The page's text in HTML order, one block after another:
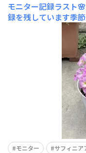
モニター記録ラスト
録を残しています季
い 🌸さくらこ🌸 ❶
しから16日❸ 7/8切
り切り戻しから12日
モニター サフィニア